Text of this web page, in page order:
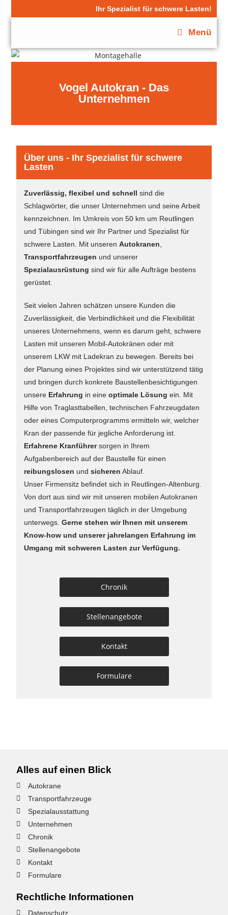
Ihr Spezialist für schwere Lasten!
Menü
Vogel Autokran - Das
Unternehmen
Über uns - Ihr Spezialist für schwere
Lasten
Zuverlässig, flexibel und schnell sind die
Schlagwörter, die unser Unternehmen und seine Arbeit
kennzeichnen. Im Umkreis von 50 km um Reutlingen
und Tübingen sind wir Ihr Partner und Spezialist für
schwere Lasten. Mit unserenAutokranen
Transportfahrzeugen und unserer
Spezialausrüstung sind wir für alle Aufträge bestens
gerüstet.
Seit vielen Jahren schätzen unsere Kunden die
Zuverlässigkeit, die Verbindlichkeit und die Flexibilität
unseres Unternehmens, wenn es darum geht, schwere
Lasten mit unseren Mobil-Autokränen oder mit
unserem LKW mit Ladekran zu bewegen. Bereits bei
der Planung eines Projektes sind wir unterstützend tätig
und bringen durch konkrete Baustellenbesichtigungen
unsere Erfahrung in eineoptimale Lösung ein. Mit
Hilfe von Traglasttabellen, technischen Fahrzeugdaten
oder eines Computerprogramms ermitteln wir, welcher
Kran der passende für jegliche Anforderung ist.
Erfahrene Kranführersorgen in Ihrem
Aufgabenbereich auf der Baustelle für einen
reibungslosen undsicheren Ablauf.
Unser Firmensitz befindet sich in Reutlingen-Altenburg.
Von dort aus sind wir mit unseren mobilen Autokranen
und Transportfahrzeugen täglich in der Umgebung
unterwegs.Gerne stehen wir Ihnen mit unserem
Know-how und unserer jahrelangen Erfahrung im
Umgang mit schweren Lasten zur Verfügung.
Chronik
Stellenangebote
Kontakt
Formulare
Alles auf einen Blick
Autokrane
Transportfahrzeuge
Spezialausstattung
Unternehmen
Chronik
Stellenangebote
Kontakt
Formulare
Rechtliche Informationen
Datenschutz